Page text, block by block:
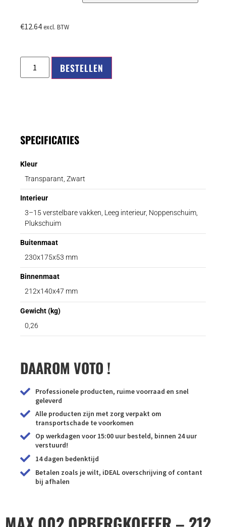
€12.64excl. BTW
BESTELLEN
SPECIFICATIES
Kleur
Transparant, Zwart
Interieur
3–15 verstelbare vakken, Leeg interieur, Noppenschuim,
Plukschuim
Buitenmaat
230x175x53 mm
Binnenmaat
212x140x47 mm
Gewicht (kg)
0,26
DAAROM VOTO !
Professionele producten, ruime voorraad en snel
geleverd
Alle producten zijn met zorg verpakt om
transportschade te voorkomen
Op werkdagen voor 15:00 uur besteld, binnen 24 uur
verstuurd!
14 dagen bedenktijd
Betalen zoals je wilt, iDEAL overschrijving of contant
bij afhalen